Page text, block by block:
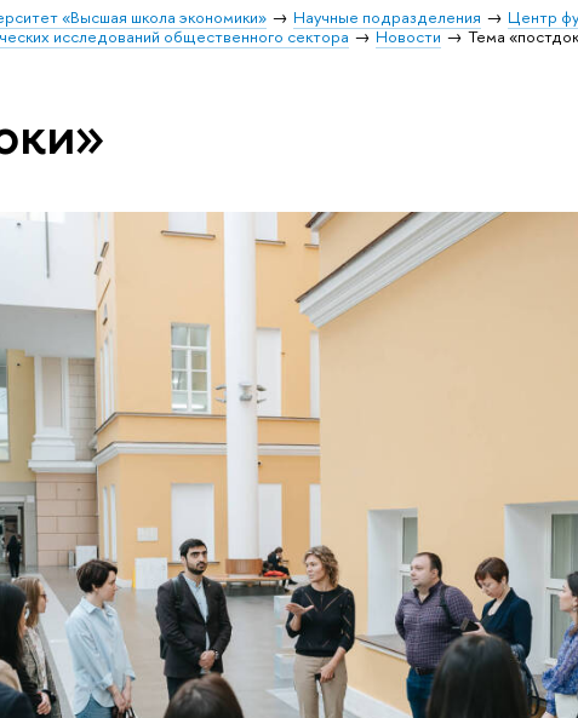
«Высшая школа экономики» Научные подразделения
Центр
исследований общественного сектора Новости Тема